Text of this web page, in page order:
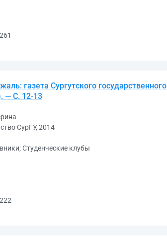
газета Сургутского государственного
— С. 12-13
СурГУ, 2014
Студенческие клубы